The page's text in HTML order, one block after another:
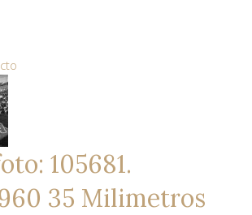
105681.
35 Milimetros